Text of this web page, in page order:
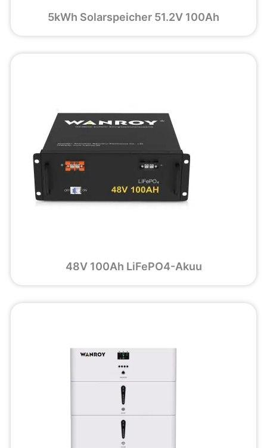
5kWh Solarspeicher 51.2V 100Ah
48V 100Ah LiFePO4-Akuu